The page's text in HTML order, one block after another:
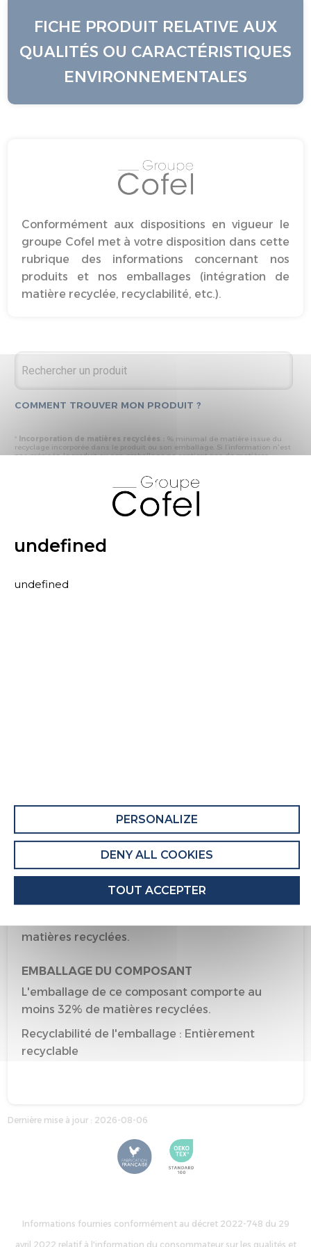
FICHE PRODUIT RELATIVE AUX
QUALITÉS OU CARACTÉRISTIQUES
ENVIRONNEMENTALES
Conformément aux dispositions en vigueur le
groupe Cofel met à votre disposition dans cette
rubrique des informations concernant nos
produits et nos emballages (intégration de
matière recyclée, recyclabilité, etc.).
COMMENT TROUVER MON PRODUIT ?
* Incorporation de matières recyclées : % minimal de matière issue du
recyclage incorporée dans le produit ou son emballage. Si l’information n'est
pas précisée, le produit ou son emballage ne contient pas de matières
- « produit ou emballage majoritairement recyclable » : la matière recyclée
produite par les processus de recyclage mis en œuvre représente plus de 50
% en masse du déchet collecté
- « produit ou emballage entièrement recyclable » : la matière recyclée
* Primes et pénalités appliquées au produit :
EMBALLAGE DU COMPOSANT
Recyclabilité de l'emballage : Entièrement
recyclable
COMPOSANT 2 : SP UNIC BULTEX
matières recyclées.
EMBALLAGE DU COMPOSANT
L'emballage de ce composant comporte au
moins 32% de matières recyclées.
Recyclabilité de l'emballage : Entièrement
recyclable
Dernière mise à jour : 2026-08-06
Informations fournies conformément au décret 2022-748 du 29
avril 2022 relatif à l'information du consommateur sur les qualités et
undefined
undefined
PERSONALIZE
DENY ALL COOKIES
TOUT ACCEPTER